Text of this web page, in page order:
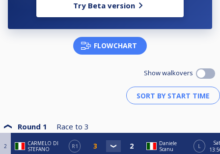
Try Beta version
FLOWCHART
Show walkovers
Round 1 Race to 3
2
CARMELO DI
STEFANO
R1
Daniele
Scanu
L
Sat